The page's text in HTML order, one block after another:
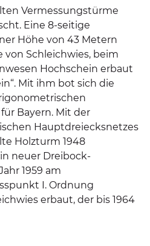
Vermessungstürme
Eine 8-seitige
Höhe von 43 Metern
von Schleichwies, beim
Hochschein erbaut
Mit ihm bot sich die
Bayern. Mit der
Hauptdreiecksnetzes
Holzturm 1948
neuer Dreibock-
1959 am
I. Ordnung
erbaut, der bis 1964